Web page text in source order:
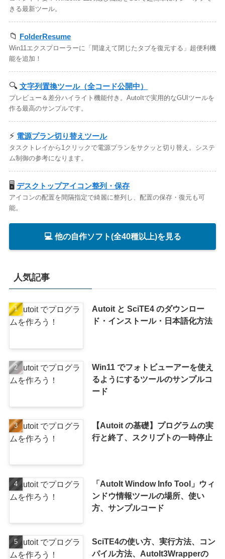
きる最新ツール。
📁 FolderResume
Win11エクスプローラーに「間違えて閉じたタブを復元する」超便利機
能を追加！
🔍 文字列置換ツール（全コード公開中）
プレビュー＆差分ハイライト機能付き。AutoItで実用的なGUIツールを
作る最高のサンプルです。
⚡ 電源プラン切り替えツール
タスクトレイから1クリックで電源プランをサクッと切り替え。システ
ム制御の参考になります。
🖥️ デスクトップアイコン整列・保存
アイコンの配置を間隔指定で綺麗に整列し、配置の保存・復元も可
能。
💻 他の自作ソフト(全40種以上)を見る
人気記事
Autoit と SciTE4 のダウンロー
ド・インストール・日本語化方法
Win11 でフォトビューアーを使え
るようにするツールのサンプルコ
ード
【Autoit の基礎】プログラムの実
行と終了、スクリプトの一時停止
「AutoIt Window Info Tool」ウィ
ンドウ情報ツールの場所、使い
方、サンプルコード
SciTE4の使い方、実行方法、コン
パイル方法、AutoIt3Wrapperの